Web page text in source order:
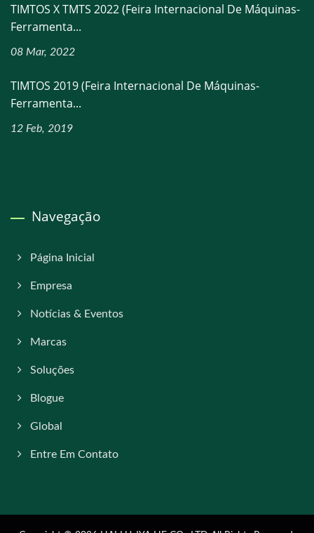
TIMTOS X TMTS 2022 (Feira Internacional De Máquinas-
Ferramenta...
08 Mar, 2022
TIMTOS 2019 (Feira Internacional De Máquinas-
Ferramenta...
12 Feb, 2019
Navegação
Página Inicial
Empresa
Notícias & Eventos
Marcas
Soluções
Blogue
Global
Entre Em Contato